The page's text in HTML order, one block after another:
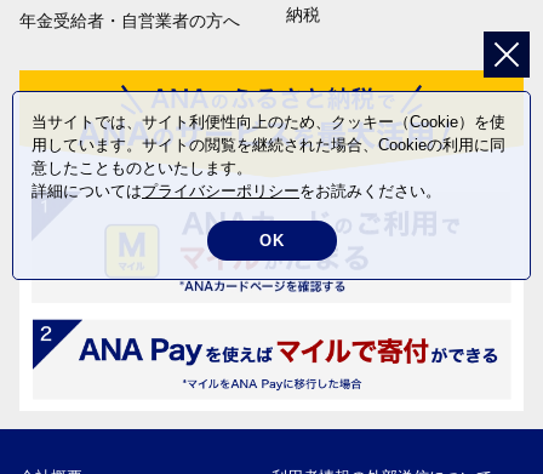
年金受給者・自営業者の方へ
納税
当サイトでは、サイト利便性向上のため、クッキー（Cookie）を使
用しています。サイトの閲覧を継続された場合、Cookieの利用に同
意したことものといたします。
詳細についてはプライバシーポリシーをお読みください。
OK